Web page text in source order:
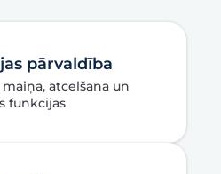
pārvaldība
maiņa, atcelšana un
funkcijas